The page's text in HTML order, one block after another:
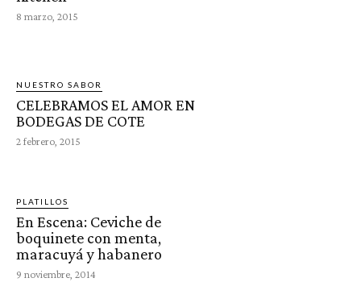
8 marzo, 2015
NUESTRO SABOR
CELEBRAMOS EL AMOR EN
BODEGAS DE COTE
2 febrero, 2015
PLATILLOS
En Escena: Ceviche de
boquinete con menta,
maracuyá y habanero
9 noviembre, 2014